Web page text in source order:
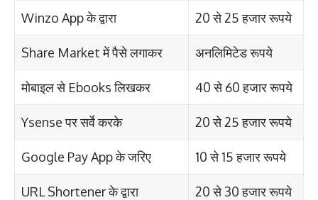
Winzo App के द्वारा 20 से 25 हजार रूपये
Share Market में पैसे लगाकर अनलिमिटेड रूपये
मोबाइल से Ebooks लिखकर 40 से 60 हजार रूपये
Ysense पर सर्वे करके 20 से 25 हजार रूपये
Google Pay App के जरिए 10 से 15 हजार रूपये
URL Shortener के द्वारा 20 से 30 हजार रूपये